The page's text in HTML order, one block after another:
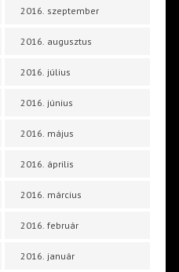
2016. szeptember
2016. augusztus
2016. július
2016. június
2016. május
2016. április
2016. március
2016. február
2016. január